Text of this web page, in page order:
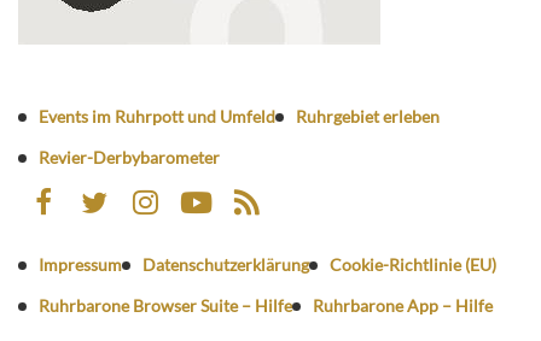
Events im Ruhrpott und Umfeld
Ruhrgebiet erleben
Revier-Derbybarometer
Impressum Datenschutzerklärung
Cookie-Richtlinie (EU)
Ruhrbarone Browser Suite – Hilfe
Ruhrbarone App – Hilfe